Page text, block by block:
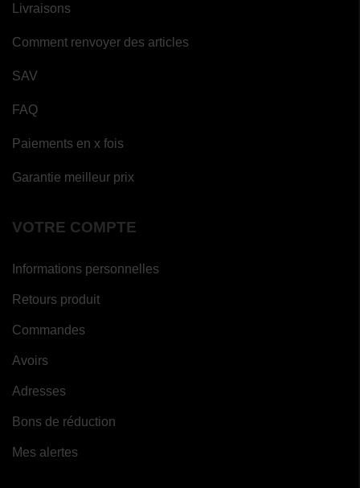
Livraisons
Comment renvoyer des articles
SAV
FAQ
Paiements en x fois
Garantie meilleur prix
VOTRE COMPTE
Informations personnelles
Retours produit
Commandes
Avoirs
Adresses
Bons de réduction
Mes alertes